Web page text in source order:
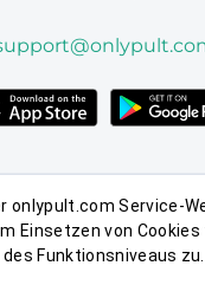
onlypult.com Service-
Einsetzen von Cookies
Funktionsniveaus zu.
Kostenlos